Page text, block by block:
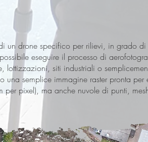
un drone specifico per rilievi, in grado di
eseguire il processo di
lottizzazioni, siti industriali o
una semplice immagine raster pronta
per pixel), ma anche nuvole di punti,